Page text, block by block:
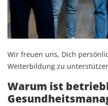
Wir freuen uns, Dich
Weiterbildung zu
Warum ist